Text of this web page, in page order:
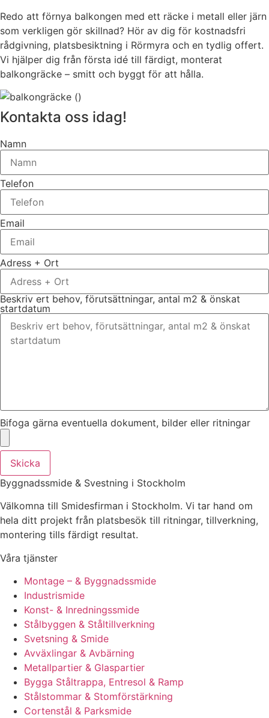
Redo att förnya balkongen med ett räcke i metall eller järn
som verkligen gör skillnad? Hör av dig för kostnadsfri
rådgivning, platsbesiktning i Rörmyra och en tydlig offert.
Vi hjälper dig från första idé till färdigt, monterat
balkongräcke – smitt och byggt för att hålla.
Kontakta oss idag!
Namn
Telefon
Email
Adress + Ort
Beskriv ert behov, förutsättningar, antal m2 & önskat
startdatum
Bifoga gärna eventuella dokument, bilder eller ritningar
Skicka
Byggnadssmide & Svestning i Stockholm
Välkomna till Smidesfirman i Stockholm. Vi tar hand om
hela ditt projekt från platsbesök till ritningar, tillverkning,
montering tills färdigt resultat.
Våra tjänster
Montage – & Byggnadssmide
Industrismide
Konst- & Inredningssmide
Stålbyggen & Ståltillverkning
Svetsning & Smide
Avväxlingar & Avbärning
Metallpartier & Glaspartier
Bygga Ståltrappa, Entresol & Ramp
Stålstommar & Stomförstärkning
Cortenstål & Parksmide